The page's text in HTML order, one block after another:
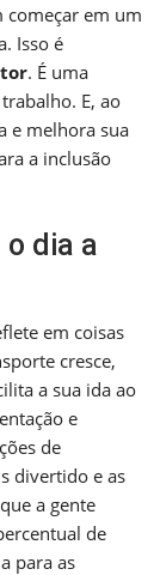
começar em um
Isso é
. É uma
E, ao
e melhora sua
a inclusão
dia a
em coisas
cresce,
a sua ida ao
e
de
divertido e as
a gente
de
para as